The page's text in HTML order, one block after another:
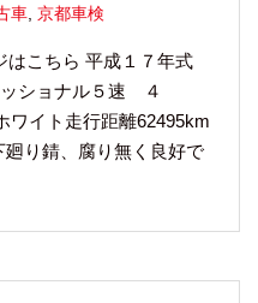
車, 京都車検
はこちら 平成１７年式
ショナル５速 ４
ワイト走行距離62495km
り錆、腐り無く良好で